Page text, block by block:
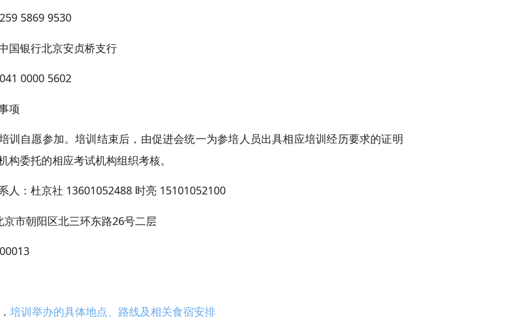
5869 9530
国银行北京安贞桥支行
0000 5602
项
培训自愿参加。培训结束后，由促进会统一为参培人员出具相应培训经历要求的证明
构委托的相应考试机构组织考核。
系人：杜京社 13601052488 时亮 15101052100
市朝阳区北三环东路26号二层
培训举办的具体地点、路线及相关食宿安排